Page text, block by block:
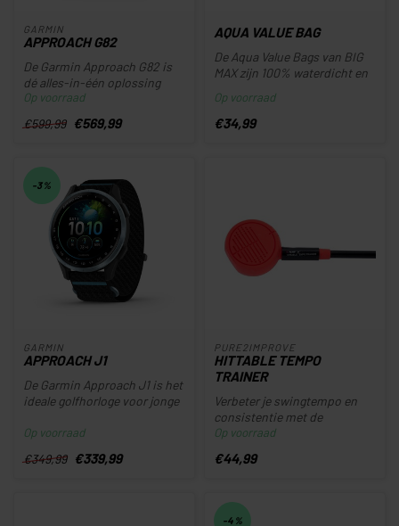
GARMIN
APPROACH G82
De Garmin Approach G82 is
dé alles-in-één oplossing
voor golfers die hun spel se...
Op voorraad
€599,99 €569,99
AQUA VALUE BAG
De Aqua Value Bags van BIG
MAX zijn 100% waterdicht en
Op voorraad
€34,99
-3%
GARMIN
APPROACH J1
De Garmin Approach J1 is het
ideale golfhorloge voor jonge
Op voorraad
€349,99 €339,99
PURE2IMPROVE
HITTABLE TEMPO
TRAINER
Verbeter je swingtempo en
consistentie met de
Pure2Improve Hittable
Op voorraad
€44,99
-4%